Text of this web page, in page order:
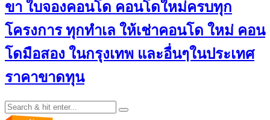
ขา ใบจองคอนโด คอนโดใหม่ครบทุก
โครงการ ทุกทำเล ให้เช่าคอนโด ใหม่ คอน
โดมือสอง ในกรุงเทพ และอื่นๆในประเทศ
ราคาขาดทุน